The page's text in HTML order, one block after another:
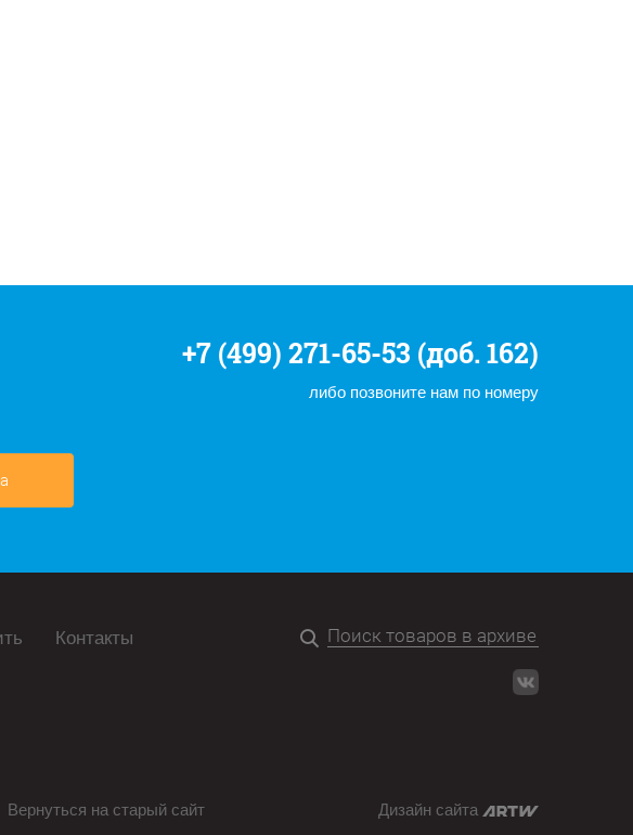
+7 (499) 271-65-53 (доб. 162)
либо позвоните нам по номеру
Контакты
Вернуться на старый сайт Дизайн сайта